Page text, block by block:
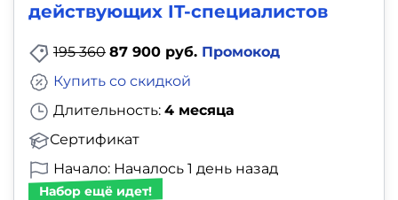
действующих IT-специалистов
195 360 87 900 руб. Промокод
Длительность: 4 месяца
Сертификат
Купить со скидкой
Начало: Началось 1 день назад
Набор ещё идет!
Репетиторы
на
профориентацию